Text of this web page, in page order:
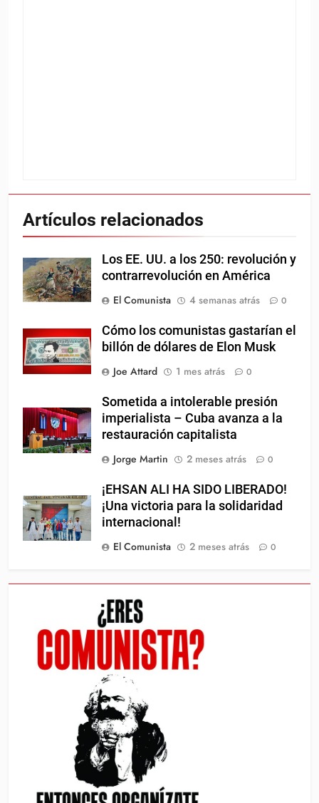
Artículos relacionados
Los EE. UU. a los 250: revolución y
contrarrevolución en América
El Comunista
4 semanas atrás 0
Cómo los comunistas gastarían el
billón de dólares de Elon Musk
Joe Attard
1 mes atrás 0
Sometida a intolerable presión
imperialista – Cuba avanza a la
restauración capitalista
Jorge Martin
2 meses atrás 0
¡EHSAN ALI HA SIDO LIBERADO!
¡Una victoria para la solidaridad
internacional!
El Comunista
2 meses atrás 0